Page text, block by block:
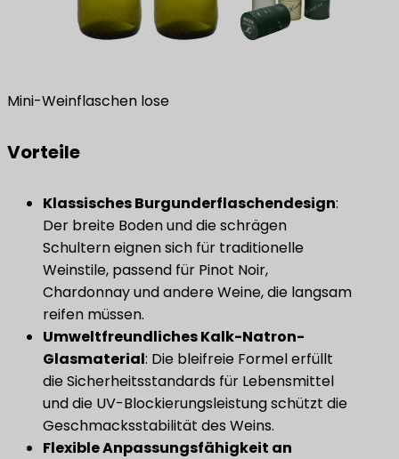
Mini-Weinflaschen lose
Vorteile
​Klassisches Burgunderflaschendesign​​:
Der breite Boden und die schrägen
Schultern eignen sich für traditionelle
Weinstile, passend für Pinot Noir,
Chardonnay und andere Weine, die langsam
reifen müssen.
​Umweltfreundliches Kalk-Natron-
Glasmaterial​​: Die bleifreie Formel erfüllt
die Sicherheitsstandards für Lebensmittel
und die UV-Blockierungsleistung schützt die
Geschmacksstabilität des Weins.
​Flexible Anpassungsfähigkeit an